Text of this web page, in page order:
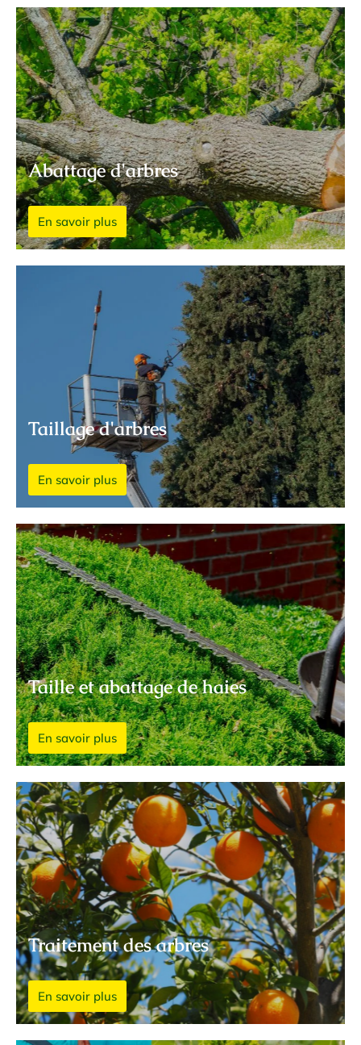
Abattage d'arbres
En savoir plus
Taillage d'arbres
En savoir plus
Taille et abattage de haies
En savoir plus
Traitement des arbres
En savoir plus